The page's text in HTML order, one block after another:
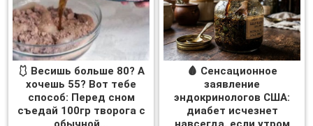
🩱 Весишь больше 80? А
хочешь 55? Вот тебе
способ: Перед сном
съедай 100гр творога с
🩸 Сенсационное
заявление
эндокринологов США:
диабет исчезнет